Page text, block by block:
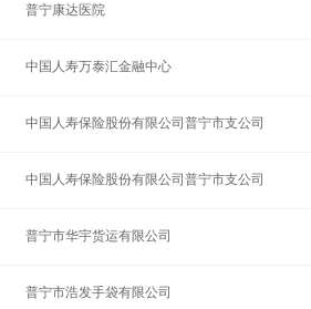
普宁康达医院
中国人寿万泰汇金融中心
中国人寿保险股份有限公司普宁市支公司
中国人寿保险股份有限公司普宁市支公司
普宁市华宇货运有限公司
普宁市浩发手袋有限公司